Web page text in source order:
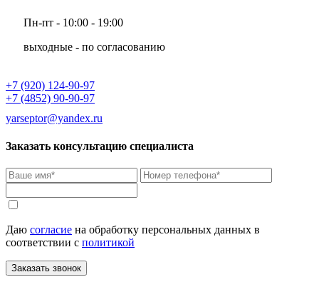
Пн-пт - 10:00 - 19:00
выходные - по согласованию
+7 (920) 124-90-97
+7 (4852) 90-90-97
yarseptor@yandex.ru
Заказать консультацию специалиста
Даю согласие на обработку персональных данных в
соответствии с политикой
Заказать звонок